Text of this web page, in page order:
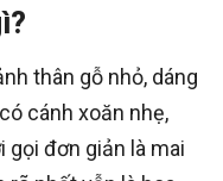
thân gỗ nhỏ, dáng
cánh xoăn nhẹ,
gọi đơn giản là mai